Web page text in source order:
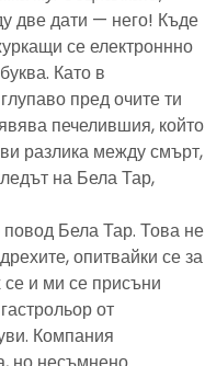
две дати — него! Къде
се електроннно
Като в
пред очите ти
печелившия, който
разлика между смърт,
на Бела Тар,
повод Бела Тар. Това не
опитвайки се за
и ми се присъни
от
Компания